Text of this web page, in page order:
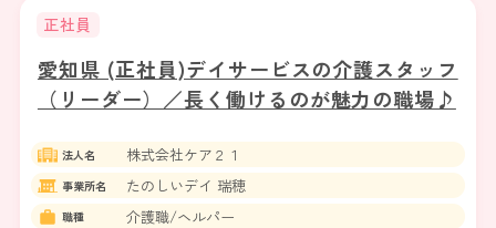
正社員
愛知県 (正社員)デイサービスの介護スタッフ
（リーダー）／長く働けるのが魅力の職場♪
法人名 株式会社ケア２１
事業所名 たのしいデイ 瑞穂
職種 介護職/ヘルパー